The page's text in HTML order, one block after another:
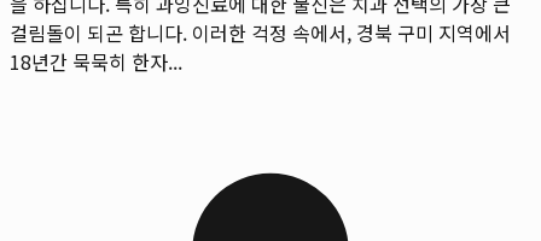
걸림돌이 되곤 합니다. 이러한 걱정 속에서, 경북 구미 지역에서
18년간 묵묵히 한자...